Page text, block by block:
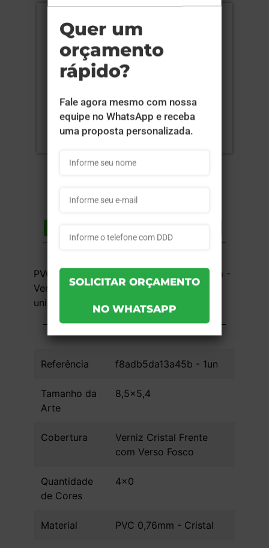
DESCRIÇÃO DO PRODUTO
PVC 0,76mm - Cristal - 4x0 - 8,5x5,4 cm -
Verniz Cristal Frente com Verso Fosco - 1
unid
INFORMAÇÕES DO PRODUTO
Referência f8adb5da13a45b - 1un
Tamanho da
Arte
8,5x5,4
Cobertura
Verniz Cristal Frente
com Verso Fosco
Quantidade
de Cores
4x0
Material PVC 0,76mm - Cristal